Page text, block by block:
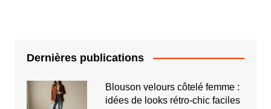
Dernières publications
Blouson velours côtelé femme :
idées de looks rétro-chic faciles